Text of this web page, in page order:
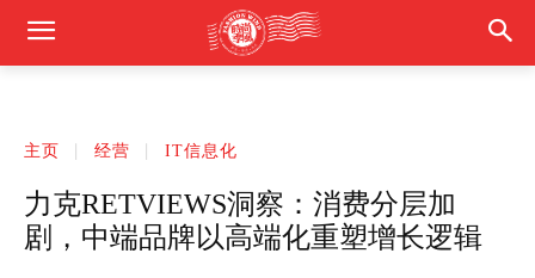
主页 经营 IT信息化
力克RETVIEWS洞察：消费分层加
剧，中端品牌以高端化重塑增长逻辑